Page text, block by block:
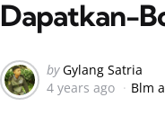
Dapatkan-
Posted
by
by Gylang Satria
4 years ago
Blm